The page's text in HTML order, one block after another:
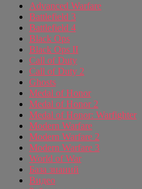
Advanced Warfare
Battlefield 3
Battlefield 4
Black Ops
Black Ops II
Call of Duty
Call of Duty 2
Ghosts
Medal of Honor
Medal of Honor 2
Medal of Honor: Warfighter
Modern Warfare
Modern Warfare 2
Modern Warfare 3
World of War
База знаний
Видео